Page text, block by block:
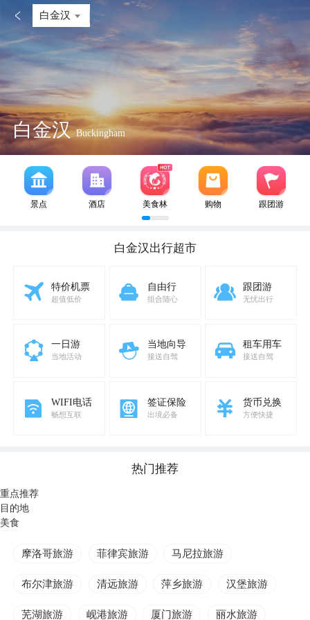
 白金汉
白金汉Buckingham
景点 酒店 美食林 购物 跟团游
白金汉出行超市
特价机票
超值低价
自由行
组合随心
跟团游
无忧出行
一日游
当地活动
当地向导
接送自驾
租车用车
接送自驾
WIFI电话
畅想互联
签证保险
出境必备
货币兑换
方便快捷
热门推荐
重点推荐
目的地
美食
摩洛哥旅游 菲律宾旅游 马尼拉旅游
布尔津旅游 清远旅游 萍乡旅游 汉堡旅游
芜湖旅游 岘港旅游 厦门旅游 丽水旅游